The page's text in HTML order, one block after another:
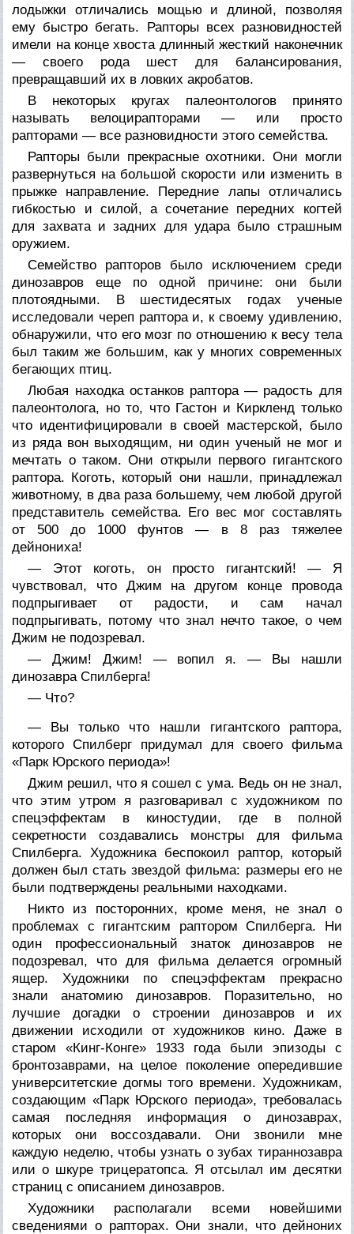
лодыжки отличались мощью и длиной, позволяя
ему быстро бегать. Рапторы всех разновидностей
имели на конце хвоста длинный жесткий наконечник
— своего рода шест для балансирования,
превращавший их в ловких акробатов.
В некоторых кругах палеонтологов принято
называть велоцирапторами — или просто
рапторами — все разновидности этого семейства.
Рапторы были прекрасные охотники. Они могли
развернуться на большой скорости или изменить в
прыжке направление. Передние лапы отличались
гибкостью и силой, а сочетание передних когтей
для захвата и задних для удара было страшным
оружием.
Семейство рапторов было исключением среди
динозавров еще по одной причине: они были
плотоядными. В шестидесятых годах ученые
исследовали череп раптора и, к своему удивлению,
обнаружили, что его мозг по отношению к весу тела
был таким же большим, как у многих современных
бегающих птиц.
Любая находка останков раптора — радость для
палеонтолога, но то, что Гастон и Киркленд только
что идентифицировали в своей мастерской, было
из ряда вон выходящим, ни один ученый не мог и
мечтать о таком. Они открыли первого гигантского
раптора. Коготь, который они нашли, принадлежал
животному, в два раза большему, чем любой другой
представитель семейства. Его вес мог составлять
от 500 до 1000 фунтов — в 8 раз тяжелее
дейнониха!
— Этот коготь, он просто гигантский! — Я
чувствовал, что Джим на другом конце провода
подпрыгивает от радости, и сам начал
подпрыгивать, потому что знал нечто такое, о чем
Джим не подозревал.
— Джим! Джим! — вопил я. — Вы нашли
динозавра Спилберга!
— Что?
— Вы только что нашли гигантского раптора,
которого Спилберг придумал для своего фильма
«Парк Юрского периода»!
Джим решил, что я сошел с ума. Ведь он не знал,
что этим утром я разговаривал с художником по
спецэффектам в киностудии, где в полной
секретности создавались монстры для фильма
Спилберга. Художника беспокоил раптор, который
должен был стать звездой фильма: размеры его не
были подтверждены реальными находками.
Никто из посторонних, кроме меня, не знал о
проблемах с гигантским раптором Спилберга. Ни
один профессиональный знаток динозавров не
подозревал, что для фильма делается огромный
ящер. Художники по спецэффектам прекрасно
знали анатомию динозавров. Поразительно, но
лучшие догадки о строении динозавров и их
движении исходили от художников кино. Даже в
старом «Кинг-Конге» 1933 года были эпизоды с
бронтозаврами, на целое поколение опередившие
университетские догмы того времени. Художникам,
создающим «Парк Юрского периода», требовалась
самая последняя информация о динозаврах,
которых они воссоздавали. Они звонили мне
каждую неделю, чтобы узнать о зубах тираннозавра
или о шкуре трицератопса. Я отсылал им десятки
страниц с описанием динозавров.
Художники располагали всеми новейшими
сведениями о рапторах. Они знали, что дейноних